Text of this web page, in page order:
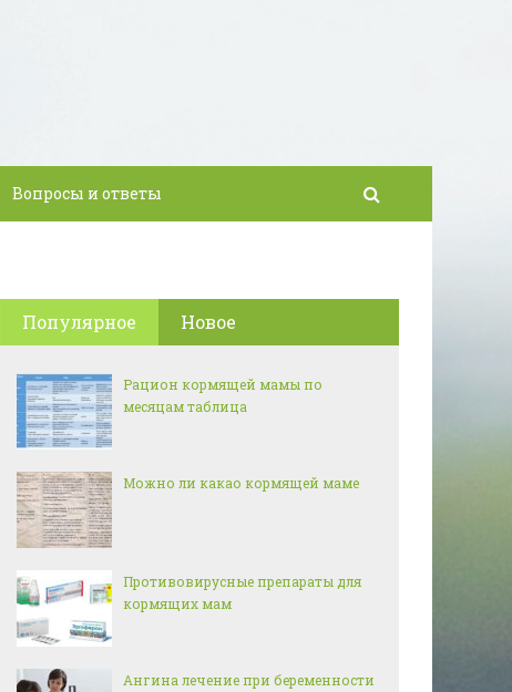
Вопросы и ответы
Популярное Новое
Рацион кормящей мамы по
месяцам таблица
Можно ли какао кормящей маме
Противовирусные препараты для
кормящих мам
Ангина лечение при беременности